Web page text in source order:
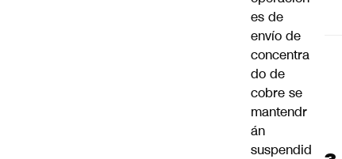
es de
envío de
concentra
do de
cobre se
mantendr
án
suspendid